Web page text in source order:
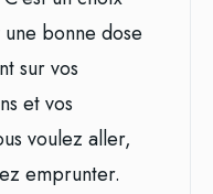
bonne dose
sur vos
et vos
voulez aller,
emprunter.